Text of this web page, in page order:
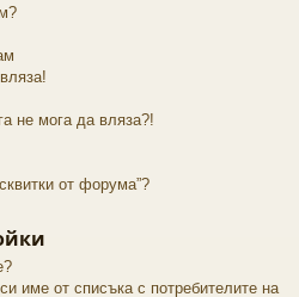
не мога да вляза?!
от форума”?
име от списъка с потребителите на